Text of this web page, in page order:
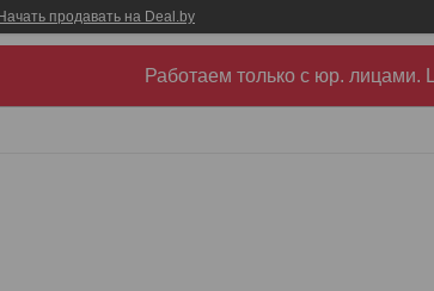
Начать продавать на Deal.by
Работаем только с юр.